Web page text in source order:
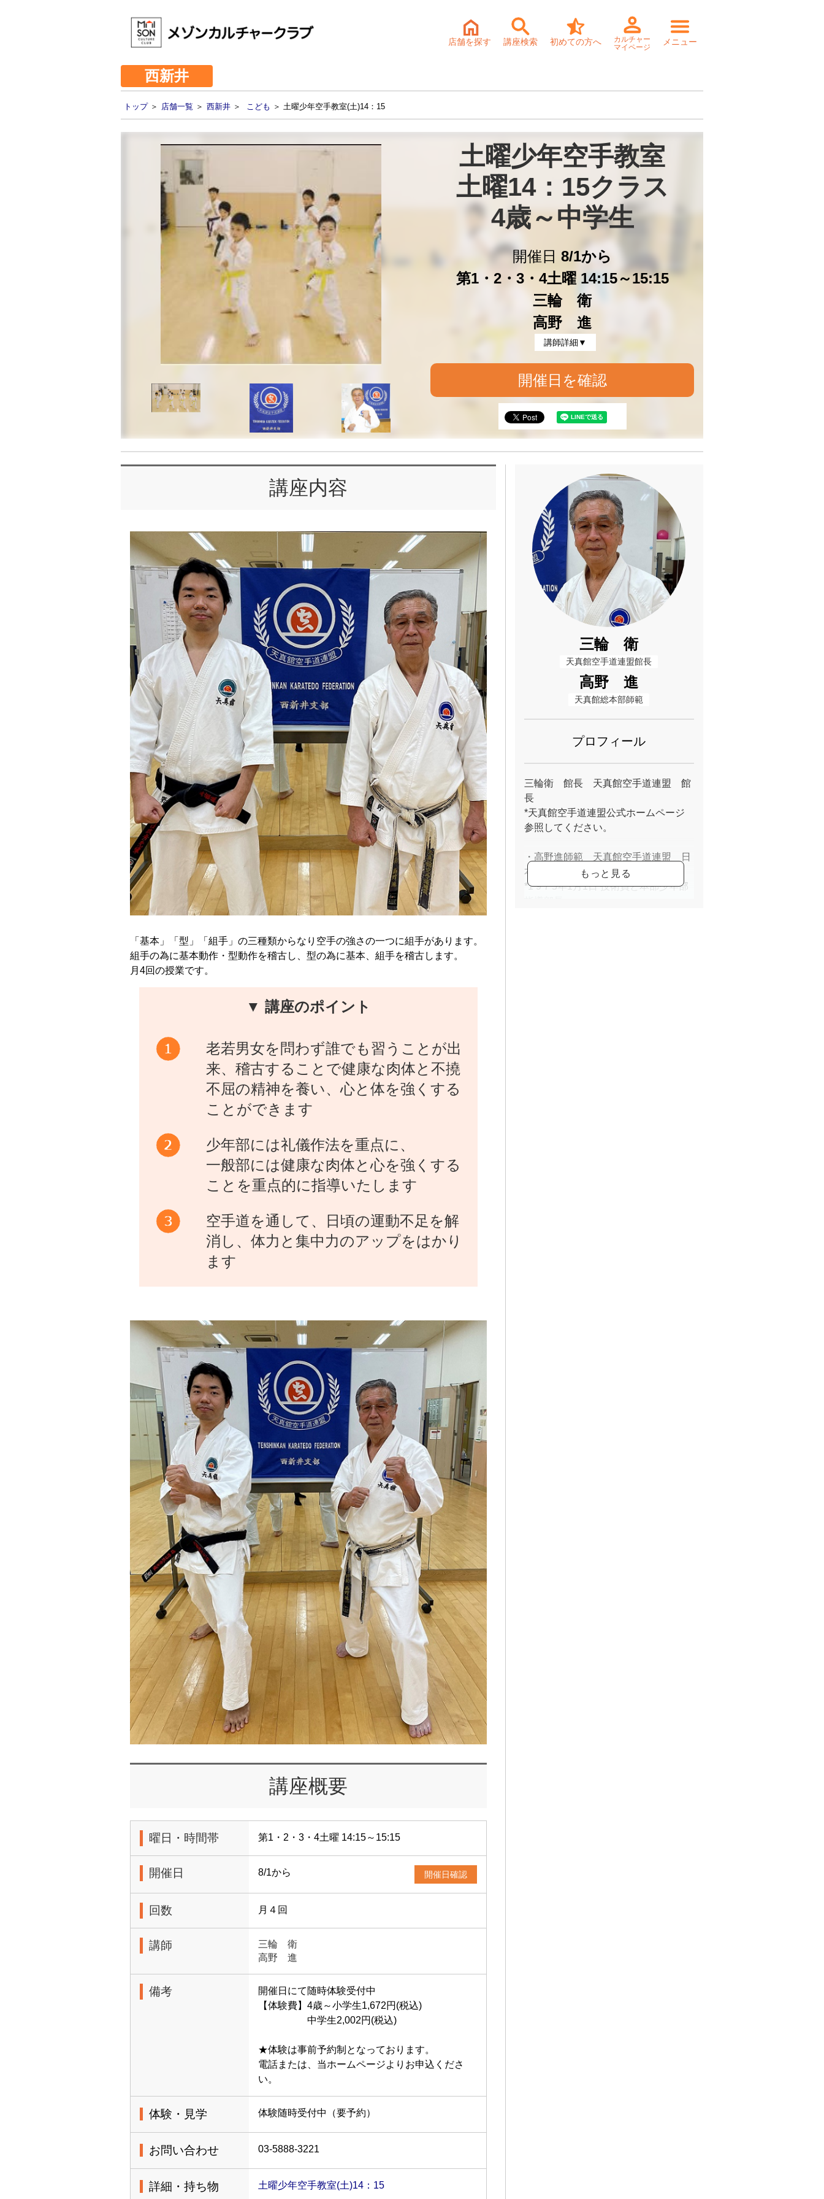
店舗を探す 講座検索 初めての方へ
カルチャー
マイページ
メニュー
西新井
トップ＞ 店舗一覧 ＞ 西新井 ＞ こども ＞ 土曜少年空手教室(土)14：15
土曜少年空手教室
土曜14：15クラス
4歳～中学生
開催日 8/1から
第1・2・3・4土曜 14:15～15:15
三輪 衛
高野 進
講師詳細▼
開催日を確認
講座内容
「基本」「型」「組手」の三種類からなり空手の強さの一つに組手があります。
組手の為に基本動作・型動作を稽古し、型の為に基本、組手を稽古します。
月4回の授業です。
▼ 講座のポイント
老若男女を問わず誰でも習うことが出
来、稽古することで健康な肉体と不撓
不屈の精神を養い、心と体を強くする
ことができます
少年部には礼儀作法を重点に、
一般部には健康な肉体と心を強くする
ことを重点的に指導いたします
空手道を通して、日頃の運動不足を解
消し、体力と集中力のアップをはかり
ます
講座概要
曜日・時間帯 第1・2・3・4土曜 14:15～15:15
開催日 8/1から 開催日確認
回数 月４回
講師
三輪 衛
高野 進
備考
開催日にて随時体験受付中
【体験費】4歳～小学生1,672円(税込)
中学生2,002円(税込)
★体験は事前予約制となっております。
電話または、当ホームページよりお申込くださ
い。
体験・見学 体験随時受付中（要予約）
お問い合わせ 03-5888-3221
詳細・持ち物 土曜少年空手教室(土)14：15
三輪 衛
天真館空手道連盟館長
高野 進
天真館総本部師範
プロフィール
三輪衛 館長 天真館空手道連盟 館
長
*天真館空手道連盟公式ホームページ
参照してください。
・高野進師範 天真館空手道連盟 日
本総本部長
*1 9 7 5年1月1日 技術員と本部少年部